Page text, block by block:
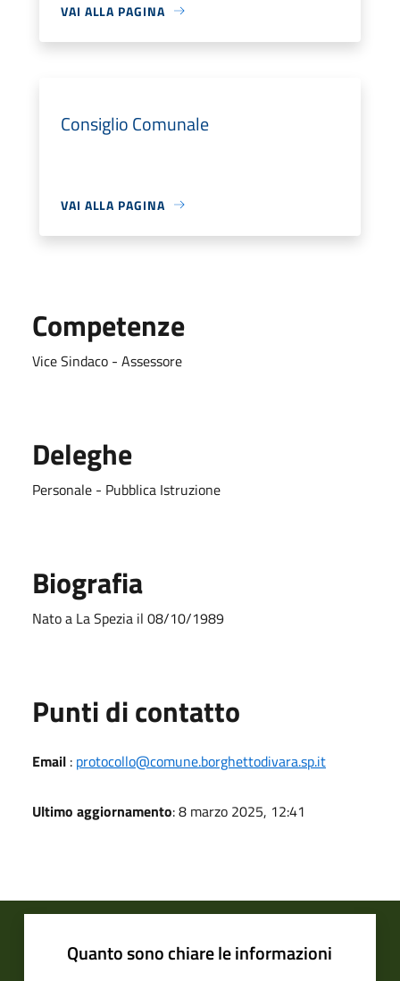
VAI ALLA PAGINA
Consiglio Comunale
VAI ALLA PAGINA
Competenze
Vice Sindaco - Assessore
Deleghe
Personale - Pubblica Istruzione
Biografia
Nato a La Spezia il 08/10/1989
Punti di contatto
Email : protocollo@comune.borghettodivara.sp.it
Ultimo aggiornamento: 8 marzo 2025, 12:41
Quanto sono chiare le informazioni